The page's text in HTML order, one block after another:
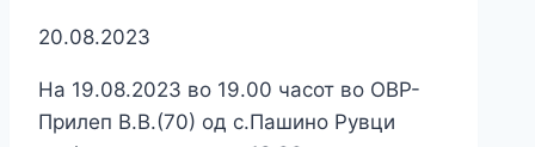
20.08.2023
На 19.08.2023 во 19.00 часот во ОВР-
Прилеп В.В.(70) од с.Пашино Рувци